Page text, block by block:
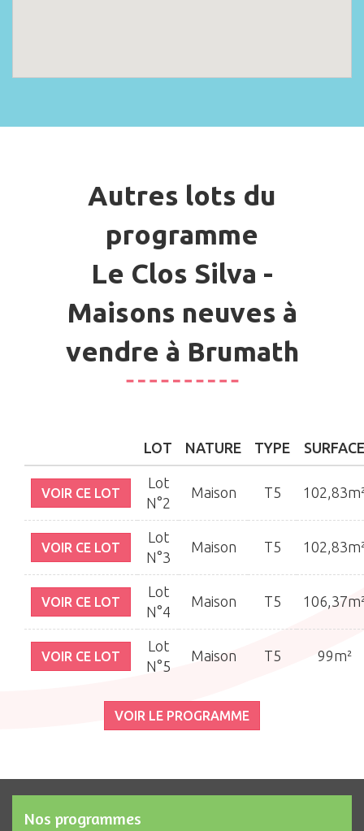
Autres lots du
programme
Le Clos Silva -
Maisons neuves à
vendre à Brumath
LOT NATURE TYPE SURFACE
VOIR CE LOT
Lot
N°2
Maison T5
VOIR CE LOT
Lot
N°3
Maison T5
VOIR CE LOT
Lot
N°4
Maison T5
VOIR CE LOT
Lot
N°5
Maison T5 99m²
VOIR LE PROGRAMME
Nos programmes